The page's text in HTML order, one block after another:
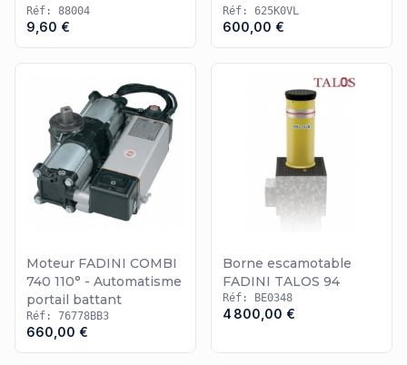
Réf: 88004
9,60 €
Réf: 625K0VL
600,00 €
Moteur FADINI COMBI
740 110° - Automatisme
portail battant
Réf: 76778BB3
660,00 €
Borne escamotable
FADINI TALOS 94
Réf: BE0348
4 800,00 €